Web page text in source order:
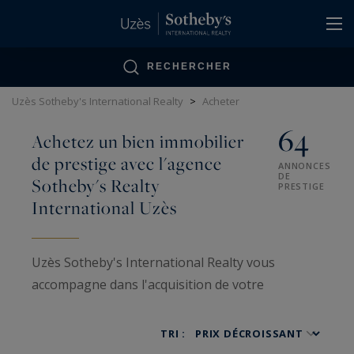
RECHERCHER
Uzès Sotheby's International Realty > Acheter
Achetez un bien immobilier
de prestige avec l'agence
Sotheby's Realty
International Uzès
64
ANNONCES
DE
PRESTIGE
Uzès Sotheby's International Realty vous
accompagne dans l'acquisition de votre
gardoise. Notre portefeuille exclusif présente 70
TRI :